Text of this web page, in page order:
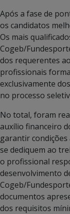
Após a fase de
os candidatos
Os mais
Cogeb/
dos requerentes
profissionais
exclusivamente
no processo
No total, foram
auxílio financeiro
garantir
se dediquem ao
o profissional
desenvolvimento
Cogeb/
documentos
dos requisitos